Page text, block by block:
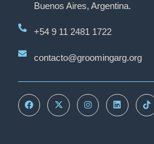
Buenos Aires, Argentina.
+54 9 11 2481 1722
contacto@groomingarg.org